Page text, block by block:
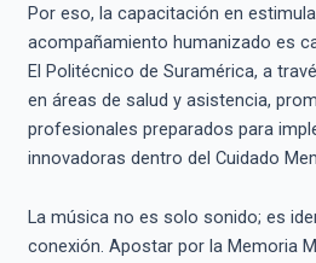
Por eso, la capacitación en
acompañamiento humanizado es
El Politécnico de Suramérica, a
en áreas de salud y asistencia,
profesionales preparados para
innovadoras dentro del Cuidado
La música no es solo sonido; es
conexión. Apostar por la Memoria